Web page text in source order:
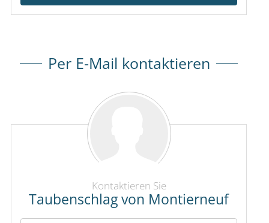
Per E-Mail kontaktieren
Kontaktieren Sie
Taubenschlag von Montierneuf